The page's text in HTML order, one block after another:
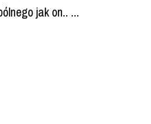
jak on.. ...